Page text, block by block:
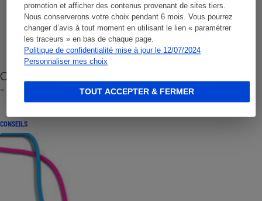
promotion et afficher des contenus provenant de sites tiers.
Nous conserverons votre choix pendant 6 mois. Vous pourrez
changer d’avis à tout moment en utilisant le lien « paramétrer
les traceurs » en bas de chaque page.
Politique de confidentialité mise à jour le 12/07/2024
Personnaliser mes choix
TOUT ACCEPTER & FERMER
Cafetière à capsules zéro déchet CoffeeB (vidéo)
- Premières impressions
CONSEILS